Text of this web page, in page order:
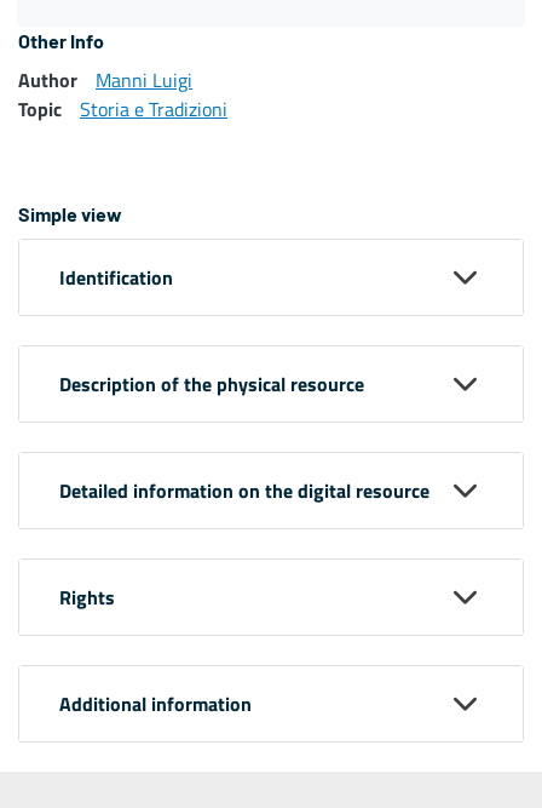
Other Info
Author
Manni Luigi
Topic
Storia e Tradizioni
Simple view
Identification
Description of the physical resource
Detailed information on the digital resource
Rights
Additional information